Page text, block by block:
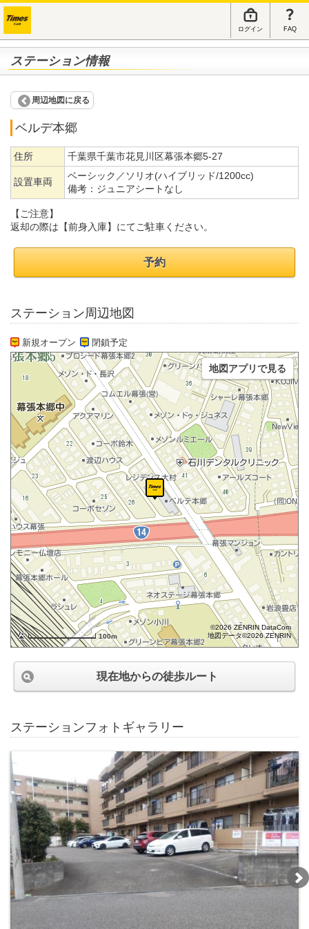
ログイン FAQ
ステーション情報
周辺地図に戻る
ベルデ本郷
住所 千葉県千葉市花見川区幕張本郷5-27
設置車両
ベーシック／ソリオ(ハイブリッド/1200cc)
備考： ジュニアシートなし
【ご注意】
返却の際は【前身入庫】にてご駐車ください。
予約
ステーション周辺地図
新規オープン 閉鎖予定
100m
©2026 ZENRIN DataCom
地図データ©2026 ZENRIN
地図アプリで見る
現在地からの徒歩ルート
ステーションフォトギャラリー